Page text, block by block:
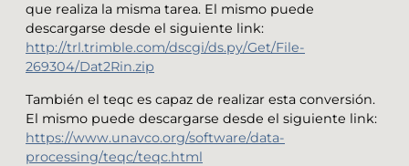
que realiza la misma tarea. El mismo puede
descargarse desde el siguiente link:
http://trl.trimble.com/dscgi/ds.py/Get/File-
269304/Dat2Rin.zip
También el teqc es capaz de realizar esta conversión.
El mismo puede descargarse desde el siguiente link:
https://www.unavco.org/software/data-
processing/teqc/teqc.html